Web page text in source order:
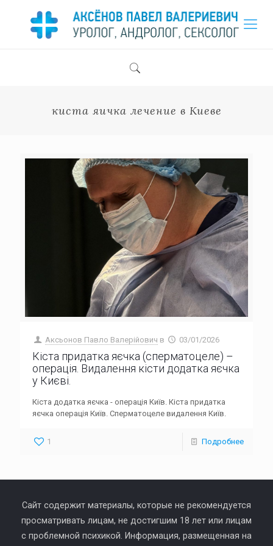
киста яичка лечение в Киеве
Аксьонов Павло Валерійович в 03/01/2026
Кіста придатка яєчка (сперматоцеле) –
операція. Видалення кісти додатка яєчка
у Києві.
Кіста додатка яєчка - операція Київ. Кіста придатка
яєчка операція Київ. Сперматоцеле видалення Київ.
1 Подробнее
Сайт содержит материалы, которые не рекомендуется
просматривать лицам, не достигшим 18 лет или лицам
с проблемной психикой. Информация, размещенная на